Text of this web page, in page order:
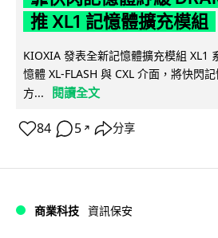
推 XL1 記憶體擴充模組
KIOXIA 發表全新記憶體擴充模組 XL1
憶體 XL-FLASH 與 CXL 介面，將快閃
方...
閱讀全文
84 5 ↗ 分享
商業科技 資訊保安